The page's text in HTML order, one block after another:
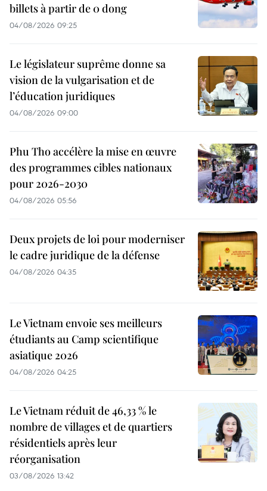
billets à partir de 0 dong
04/08/2026 09:25
Le législateur suprême donne sa
vision de la vulgarisation et de
l’éducation juridiques
04/08/2026 09:00
Phu Tho accélère la mise en œuvre
des programmes cibles nationaux
pour 2026-2030
04/08/2026 05:56
Deux projets de loi pour moderniser
le cadre juridique de la défense
04/08/2026 04:35
Le Vietnam envoie ses meilleurs
étudiants au Camp scientifique
asiatique 2026
04/08/2026 04:25
Le Vietnam réduit de 46,33 % le
nombre de villages et de quartiers
résidentiels après leur
réorganisation
03/08/2026 13:42